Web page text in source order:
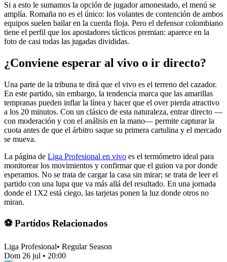
Si a esto le sumamos la opción de jugador amonestado, el menú se
amplía. Romaña no es el único: los volantes de contención de ambos
equipos suelen bailar en la cuerda floja. Pero el defensor colombiano
tiene el perfil que los apostadores tácticos premian: aparece en la
foto de casi todas las jugadas divididas.
¿Conviene esperar al vivo o ir directo?
Una parte de la tribuna te dirá que el vivo es el terreno del cazador.
En este partido, sin embargo, la tendencia marca que las amarillas
tempranas pueden inflar la línea y hacer que el over pierda atractivo
a los 20 minutos. Con un clásico de esta naturaleza, entrar directo —
con moderación y con el análisis en la mano— permite capturar la
cuota antes de que el árbitro saque su primera cartulina y el mercado
se mueva.
La página de Liga Profesional en vivo es el termómetro ideal para
monitorear los movimientos y confirmar que el guion va por donde
esperamos. No se trata de cargar la casa sin mirar; se trata de leer el
partido con una lupa que va más allá del resultado. En una jornada
donde el 1X2 está ciego, las tarjetas ponen la luz donde otros no
miran.
⚽ Partidos Relacionados
Liga Profesional• Regular Season
Dom 26 jul • 20:00